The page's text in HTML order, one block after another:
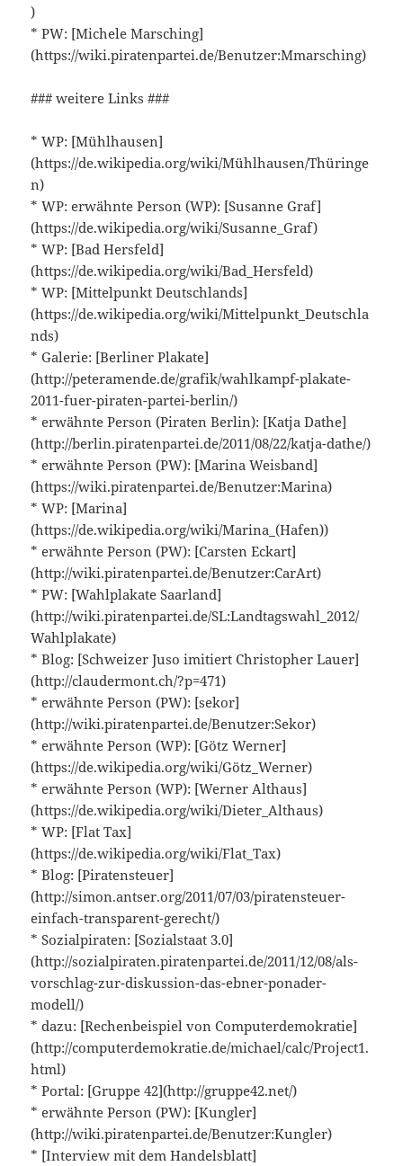
)
* PW: [Michele Marsching]
(https://wiki.piratenpartei.de/Benutzer:Mmarsching)
### weitere Links ###
* WP: [Mühlhausen]
(https://de.wikipedia.org/wiki/Mühlhausen/Thüringe
n)
* WP: erwähnte Person (WP): [Susanne Graf]
(https://de.wikipedia.org/wiki/Susanne_Graf)
* WP: [Bad Hersfeld]
(https://de.wikipedia.org/wiki/Bad_Hersfeld)
* WP: [Mittelpunkt Deutschlands]
(https://de.wikipedia.org/wiki/Mittelpunkt_Deutschla
nds)
* Galerie: [Berliner Plakate]
(http://peteramende.de/grafik/wahlkampf-plakate-
2011-fuer-piraten-partei-berlin/)
* erwähnte Person (Piraten Berlin): [Katja Dathe]
(http://berlin.piratenpartei.de/2011/08/22/katja-dathe/)
* erwähnte Person (PW): [Marina Weisband]
(https://wiki.piratenpartei.de/Benutzer:Marina)
* WP: [Marina]
(https://de.wikipedia.org/wiki/Marina_(Hafen))
* erwähnte Person (PW): [Carsten Eckart]
(http://wiki.piratenpartei.de/Benutzer:CarArt)
* PW: [Wahlplakate Saarland]
(http://wiki.piratenpartei.de/SL:Landtagswahl_2012/
Wahlplakate)
* Blog: [Schweizer Juso imitiert Christopher Lauer]
(http://claudermont.ch/?p=471)
* erwähnte Person (PW): [sekor]
(http://wiki.piratenpartei.de/Benutzer:Sekor)
* erwähnte Person (WP): [Götz Werner]
(https://de.wikipedia.org/wiki/Götz_Werner)
* erwähnte Person (WP): [Werner Althaus]
(https://de.wikipedia.org/wiki/Dieter_Althaus)
* WP: [Flat Tax]
(https://de.wikipedia.org/wiki/Flat_Tax)
* Blog: [Piratensteuer]
(http://simon.antser.org/2011/07/03/piratensteuer-
einfach-transparent-gerecht/)
* Sozialpiraten: [Sozialstaat 3.0]
(http://sozialpiraten.piratenpartei.de/2011/12/08/als-
vorschlag-zur-diskussion-das-ebner-ponader-
modell/)
* dazu: [Rechenbeispiel von Computerdemokratie]
(http://computerdemokratie.de/michael/calc/Project1.
html)
* Portal: [Gruppe 42](http://gruppe42.net/)
* erwähnte Person (PW): [Kungler]
(http://wiki.piratenpartei.de/Benutzer:Kungler)
* [Interview mit dem Handelsblatt]